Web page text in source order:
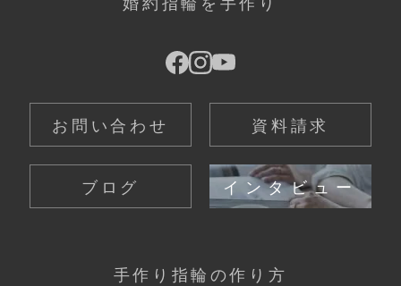
お問い合わせ 資料請求
ブログ インタビュー
手作り指輪の作り方